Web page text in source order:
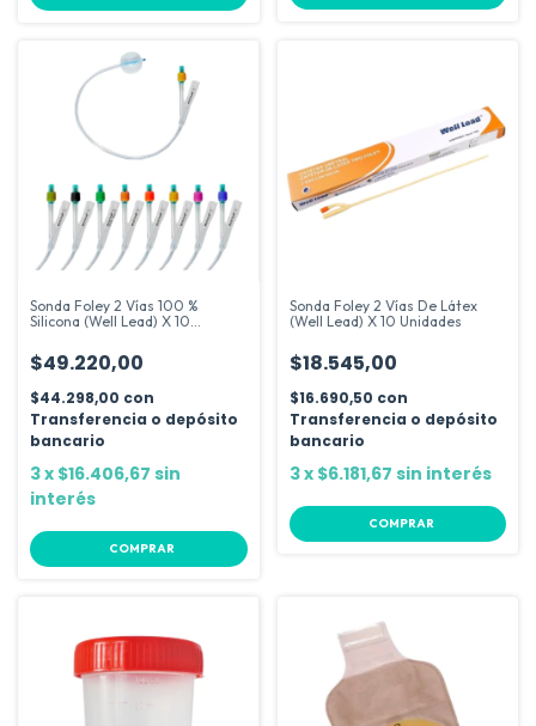
Sonda Foley 2 Vías 100 %
Silicona (Well Lead) X 10
$49.220,00
$44.298,00 con
Transferencia o depósito
bancario
3x $16.406,67 sin
interés
COMPRAR
Sonda Foley 2 Vías De Látex
(Well Lead) X 10 Unidades
$18.545,00
$16.690,50 con
Transferencia o depósito
bancario
3x $6.181,67 sin interés
COMPRAR